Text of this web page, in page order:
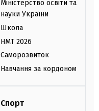
Міністерство освіти та
науки України
Школа
НМТ 2026
Саморозвиток
Навчання за кордоном
Спорт